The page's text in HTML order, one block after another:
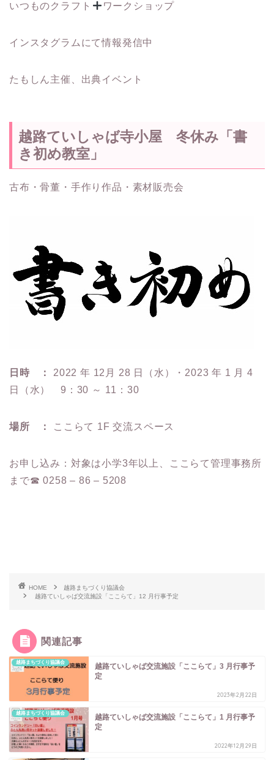
いつものクラフト ワークショップ
インスタグラムにて情報発信中
たもしん主催、出典イベント
越路ていしゃば寺小屋 冬休み「書
き初め教室」
古布・骨董・手作り作品・素材販売会
日時 ： 2022 年 12月 28 日（水）・2023 年 1 月 4
日（水） 9：30 ～ 11：30
場所 ： ここらて 1F 交流スペース
お申し込み：対象は小学3年以上、ここらて管理事務所
まで☎ 0258 – 86 – 5208
HOME
越路まちづくり協議会
越路ていしゃば交流施設「ここらて」12 月行事予定
関連記事
越路まちづくり協議会
越路ていしゃば交流施設「ここらて」3 月行事予
定
2023年2月22日
越路まちづくり協議会
越路ていしゃば交流施設「ここらて」1 月行事予
定
2022年12月29日